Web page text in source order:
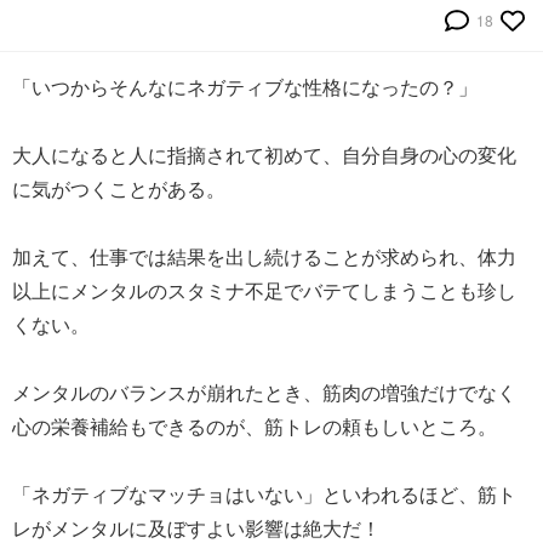
18
「いつからそんなにネガティブな性格になったの？」
大人になると人に指摘されて初めて、自分自身の心の変化
に気がつくことがある。
加えて、仕事では結果を出し続けることが求められ、体力
以上にメンタルのスタミナ不足でバテてしまうことも珍し
くない。
メンタルのバランスが崩れたとき、筋肉の増強だけでなく
心の栄養補給もできるのが、筋トレの頼もしいところ。
「ネガティブなマッチョはいない」といわれるほど、筋ト
レがメンタルに及ぼすよい影響は絶大だ！